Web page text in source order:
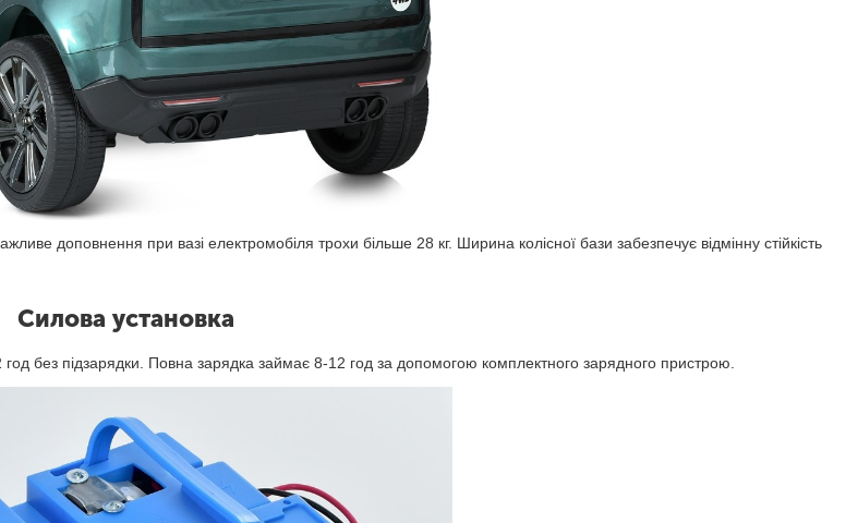
доповнення при вазі електромобіля трохи більше 28 кг. Ширина колісної бази забезпечує відмінну стійкість
Силова установка
без підзарядки. Повна зарядка займає 8-12 год за допомогою комплектного зарядного пристрою.